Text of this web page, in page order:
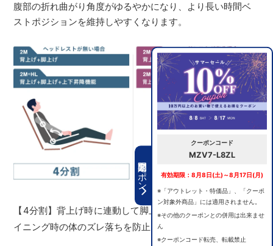
期間限定クーポン
クーポンコード
MZV7-L8ZL
有効期限：8月8日(土)～8月17日(月)
※「アウトレット・特価品」、「クーポ
ン対象外商品」には適用されません。
※その他のクーポンとの併用は出来ませ
ん
※クーポンコード転売、転載禁止
腹部の折れ曲がり角度がゆるやかになり、より長い時間ベ
ストポジションを維持しやすくなります。
【4分割】背上げ時に連動して脚上げを行うことで、リクラ
イニング時の体のズレ落ちを防止します。